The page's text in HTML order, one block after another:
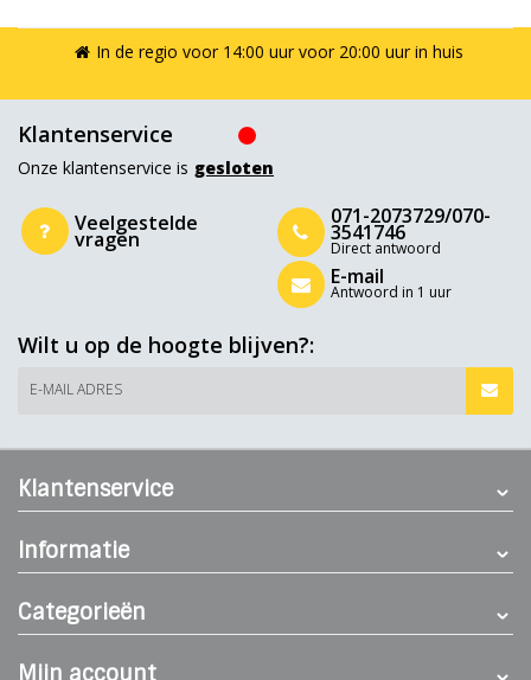
In de regio voor 14:00 uur voor 20:00 uur in huis
Klantenservice
Onze klantenservice is gesloten
Veelgestelde
vragen
071-2073729/070-
3541746
Direct antwoord
E-mail
Antwoord in 1 uur
Wilt u op de hoogte blijven?:
E-MAIL ADRES
Klantenservice
Informatie
Categorieën
Mijn account